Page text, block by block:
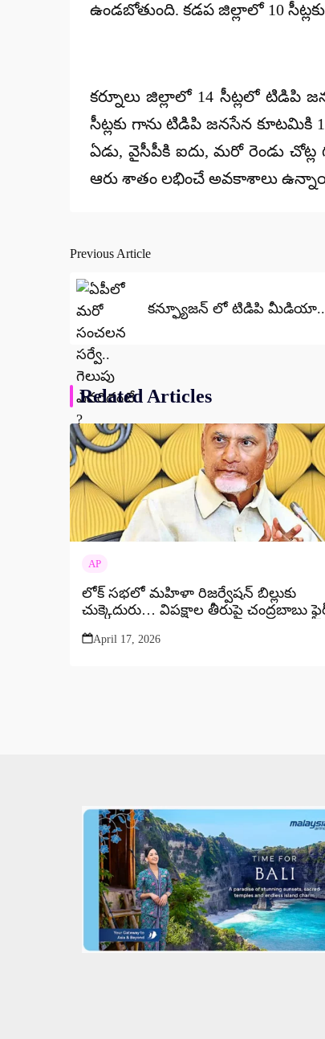
ఉండబోతుంది. కడప జిల్లాలో 10
కర్నూలు జిల్లాలో 14 సీట్లలో టిడిపి
సీట్లకు గాను టిడిపి జనసేన కూటమికి
ఏడు, వైసీపీకి ఐదు, మరో రెండు చోట్ల
ఆరు శాతం లభించే అవకాశాలు
Post
navigation
Previous Article
కన్ఫ్యూజన్ లో టిడిపి మీడియా..
Related Articles
AP
లోక్ సభలో మహిళా రిజర్వేషన్ బిల్లుకు
చుక్కెదురు… విపక్షాల తీరుపై చంద్రబాబు
April 17, 2026